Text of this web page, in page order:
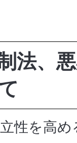
法、
性を高